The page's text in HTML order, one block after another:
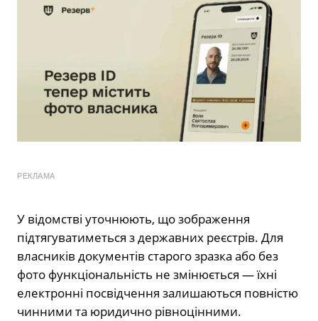
РЕКЛАМА
У відомстві уточнюють, що зображення
підтягуватиметься з державних реєстрів. Для
власників документів старого зразка або без
фото функціональність не змінюється — їхні
електронні посвідчення залишаються повністю
чинними та юридично рівноцінними.